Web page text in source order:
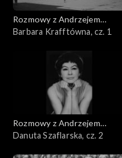
Rozmowy z Andrzejem
Doboszem
Barbara Krafftówna, cz. 1
Rozmowy z Andrzejem
Doboszem
Danuta Szaflarska, cz. 2